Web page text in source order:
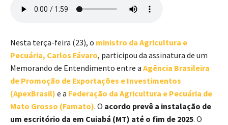
Nesta terça-feira (23), o ministro da Agricultura e
Pecuária, Carlos Fávaro, participou da assinatura de um
Memorando de Entendimento entre a Agência Brasileira
de Promoção de Exportações e Investimentos
(ApexBrasil) e a Federação da Agricultura e Pecuária de
Mato Grosso (Famato). O acordo prevê a instalação de
um escritório da em Cuiabá (MT) até o fim de 2025. O